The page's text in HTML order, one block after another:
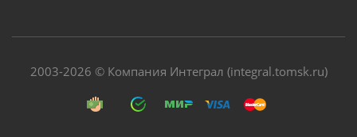
2003-2026 © Компания Интеграл (integral.tomsk.ru)